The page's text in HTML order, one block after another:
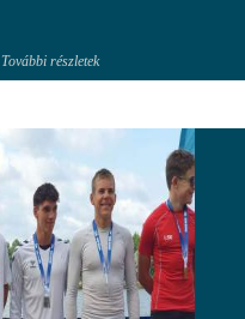
További részletek